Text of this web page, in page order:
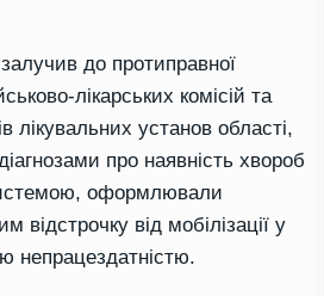
до протиправної
лікарських комісій та
лікувальних установ області,
про наявність хвороб
оформлювали
відстрочку від мобілізації у
непрацездатністю.